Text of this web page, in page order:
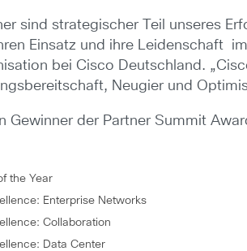
sind strategischer Teil unseres
Einsatz und ihre Leidenschaft
bei Cisco Deutschland.
Neugier und
Gewinner der Partner Summit
the Year
Enterprise Networks
Collaboration
Data Center